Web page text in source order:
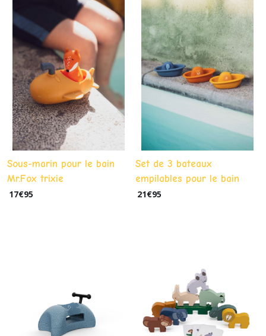
Sous-marin pour le bain
Mr.Fox trixie
17€95
Set de 3 bateaux
empilables pour le bain
Trixie
21€95